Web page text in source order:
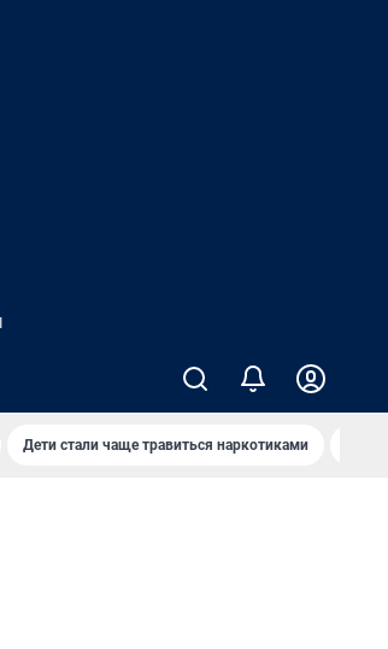
Дети стали чаще травиться наркотиками